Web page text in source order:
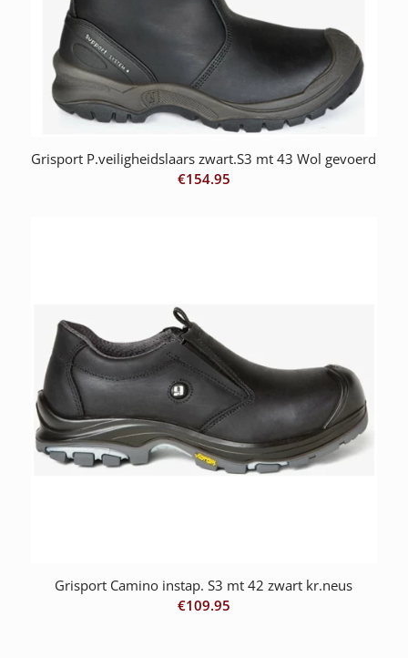
Grisport P.veiligheidslaars zwart.S3 mt 43 Wol gevoerd
€154.95
Grisport Camino instap. S3 mt 42 zwart kr.neus
€109.95